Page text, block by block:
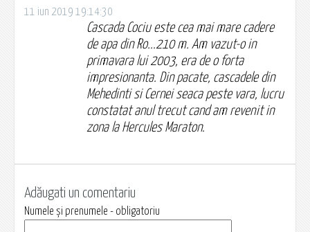
11 iun 2019 19:14:30
Cascada Cociu este cea mai mare cadere
de apa din Ro...210 m. Am vazut-o in
primavara lui 2003, era de o forta
impresionanta. Din pacate, cascadele din
Mehedinti si Cernei seaca peste vara, lucru
constatat anul trecut cand am revenit in
zona la Hercules Maraton.
Adăugati un comentariu
Numele și prenumele - obligatoriu